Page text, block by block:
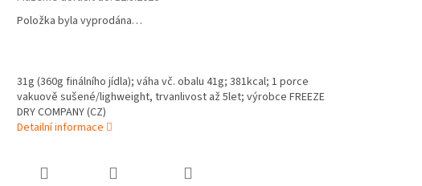
Položka byla vyprodána…
31g (360g finálního jídla); váha vč. obalu 41g; 381kcal; 1 porce
vakuově sušené/lighweight, trvanlivost až 5let; výrobce FREEZE
DRY COMPANY (CZ)
Detailní informace